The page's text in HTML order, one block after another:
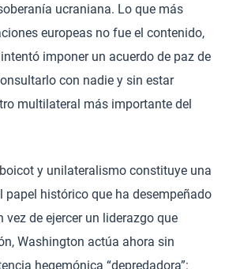
ucraniana. Lo que más
europeas no fue el contenido,
imponer un acuerdo de paz de
con nadie y sin estar
multilateral más importante del
y unilateralismo constituye una
papel histórico que ha desempeñado
vez de ejercer un liderazgo que
Washington actúa ahora sin
hegemónica “depredadora”: